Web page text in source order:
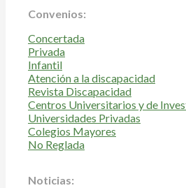
Convenios:
Concertada
Privada
Infantil
Atención a la discapacidad
Revista Discapacidad
Centros Universitarios y de
Universidades Privadas
Colegios Mayores
No Reglada
Noticias: